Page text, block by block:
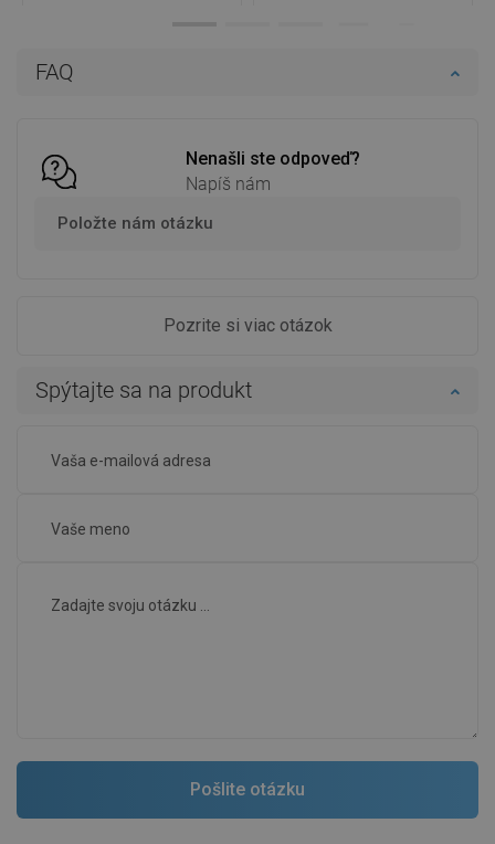
FAQ
Nenašli ste odpoveď?
Napíš nám
Položte nám otázku
Pozrite si viac otázok
Spýtajte sa na produkt